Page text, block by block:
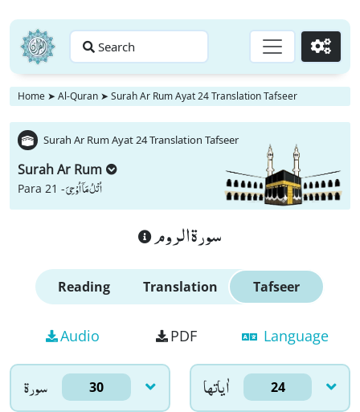
Search Go
Home ➤ Al-Quran ➤ Surah Ar Rum Ayat 24 Translation Tafseer
Surah Ar Rum Ayat 24 Translation Tafseer
Surah Ar Rum
Para 21 -اُتْلُ مَاۤ اُوْحِیَ
سورة الروم
Reading Translation Tafseer
Audio PDF Language
سورۃ 30 اٰياتها 24